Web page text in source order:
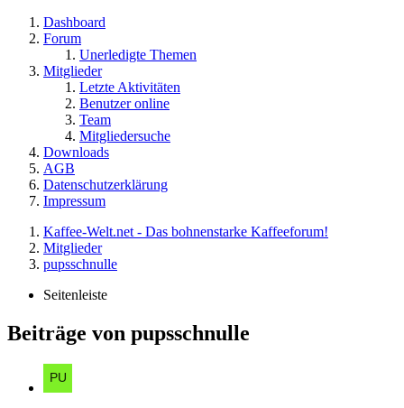
Dashboard
Forum
Unerledigte Themen
Mitglieder
Letzte Aktivitäten
Benutzer online
Team
Mitgliedersuche
Downloads
AGB
Datenschutzerklärung
Impressum
Kaffee-Welt.net - Das bohnenstarke Kaffeeforum!
Mitglieder
pupsschnulle
Seitenleiste
Beiträge von pupsschnulle